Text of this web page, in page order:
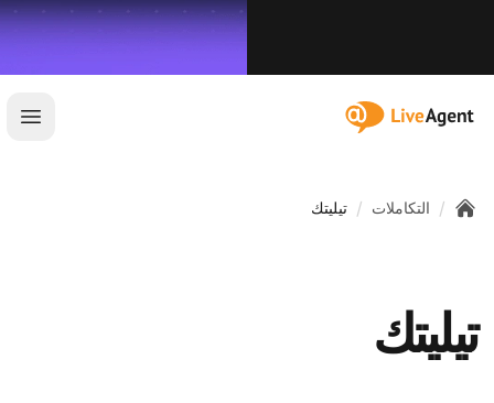
:site.title
فتح
/ التكاملات / تيليتك
تيليتك